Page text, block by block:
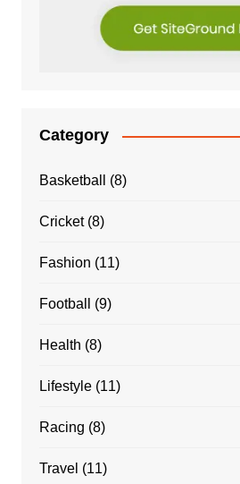
Category
Basketball (8)
Cricket(8)
Fashion (11)
Football (9)
Health (8)
Lifestyle(11)
Racing (8)
Travel (11)